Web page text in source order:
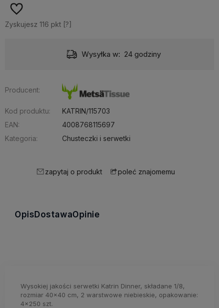
Zyskujesz 116 pkt [?]
od 10,99 zł - Pocztex odbiór w punkcie
Producent:
Kod produktu:
KATRIN/115703
EAN:
4008768115697
Kategoria:
Chusteczki i serwetki
zapytaj o produkt poleć znajomemu
OpisDostawaOpinie
Wysokiej jakości serwetki Katrin Dinner, składane 1/8,
rozmiar 40x40 cm, 2 warstwowe niebieskie, opakowanie:
4x250 szt.​